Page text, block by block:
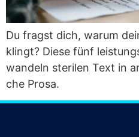
Du fragst dich, war­um
klingt? Die­se fünf
wan­deln ste­ri­len Text in
che Prosa.